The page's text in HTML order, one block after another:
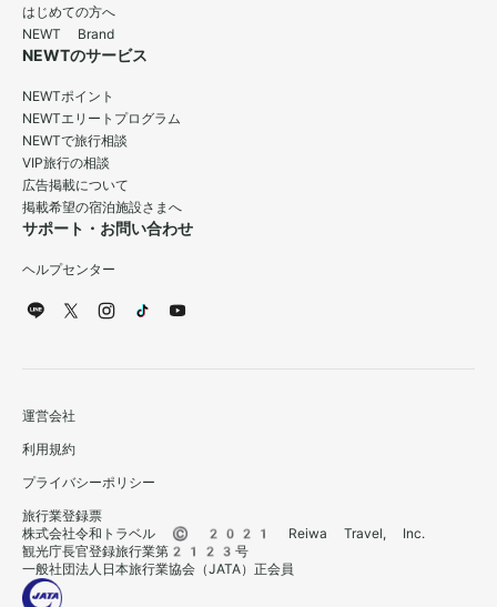
はじめての方へ
NEWT Brand
NEWTのサービス
NEWTポイント
NEWTエリートプログラム
NEWTで旅行相談
VIP旅行の相談
広告掲載について
掲載希望の宿泊施設さまへ
サポート・お問い合わせ
ヘルプセンター
運営会社
利用規約
プライバシーポリシー
旅行業登録票
株式会社令和トラベル © 2021 Reiwa Travel, Inc.
観光庁長官登録旅行業第2123号
一般社団法人日本旅行業協会（JATA）正会員